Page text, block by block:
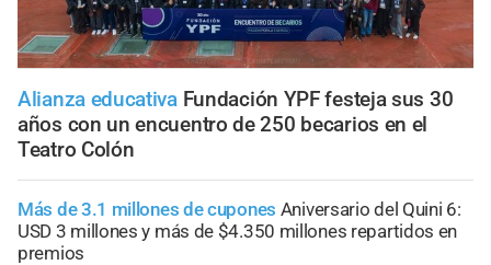
Alianza educativa Fundación YPF festeja sus 30
años con un encuentro de 250 becarios en el
Teatro Colón
Más de 3.1 millones de cupones Aniversario del Quini 6:
USD 3 millones y más de $4.350 millones repartidos en
premios